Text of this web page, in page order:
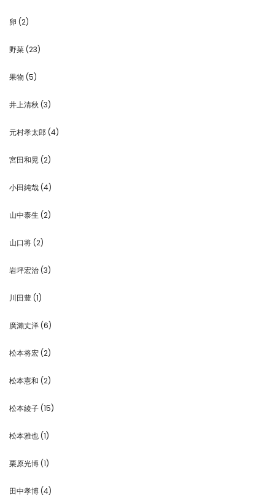
卵 (2)
野菜 (23)
果物 (5)
井上清秋 (3)
元村孝太郎 (4)
宮田和晃 (2)
小田純哉 (4)
山中泰生 (2)
山口将 (2)
岩坪宏治 (3)
川田豊 (1)
廣瀨丈洋 (6)
松本将宏 (2)
松本憲和 (2)
松本綾子 (15)
松本雅也 (1)
栗原光博 (1)
田中孝博 (4)